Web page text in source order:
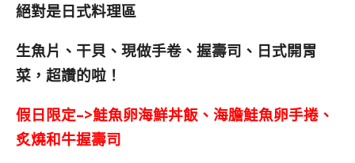
絕對是日式料理區
生魚片、干貝、現做手卷、握壽司、日式開胃
菜，超讚的啦！
假日限定–>鮭魚卵海鮮丼飯、海膽鮭魚卵手捲、
炙燒和牛握壽司